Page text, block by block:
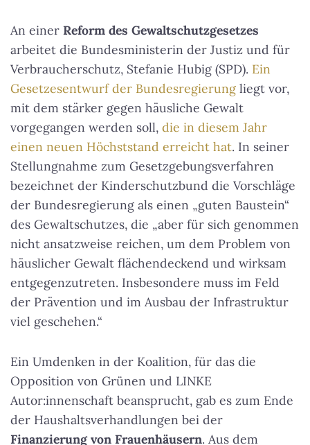
An einer Reform des Gewaltschutzgesetzes
arbeitet die Bundesministerin der Justiz und für
Verbraucherschutz, Stefanie Hubig (SPD). Ein
Gesetzesentwurf der Bundesregierung liegt vor,
mit dem stärker gegen häusliche Gewalt
vorgegangen werden soll, die in diesem Jahr
einen neuen Höchststand erreicht hat. In seiner
Stellungnahme zum Gesetzgebungsverfahren
bezeichnet der Kinderschutzbund die Vorschläge
der Bundesregierung als einen „guten Baustein“
des Gewaltschutzes, die „aber für sich genommen
nicht ansatzweise reichen, um dem Problem von
häuslicher Gewalt flächendeckend und wirksam
entgegenzutreten. Insbesondere muss im Feld
der Prävention und im Ausbau der Infrastruktur
viel geschehen.“
Ein Umdenken in der Koalition, für das die
Opposition von Grünen und LINKE
Autor:innenschaft beansprucht, gab es zum Ende
der Haushaltsverhandlungen bei der
Finanzierung von Frauenhäusern. Aus dem